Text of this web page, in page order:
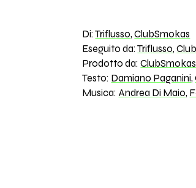
Di:Triflusso,ClubSmokas
Eseguito da:Triflusso,
Prodotto da:ClubSmokas
Testo: Damiano Paganini,
Musica: Andrea Di Maio,